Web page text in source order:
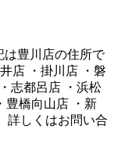
豊川店の住所で
店 ・掛川店 ・磐
志都呂店 ・浜松
橋向山店 ・新
しくはお問い合